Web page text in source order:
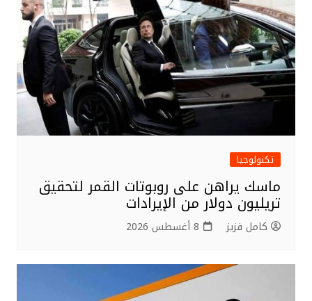
تكنولوجيا
ماسك يراهن على روبوتات القمر لتحقيق
تريليون دولار من الإيرادات
كامل فزيز 8 أغسطس 2026